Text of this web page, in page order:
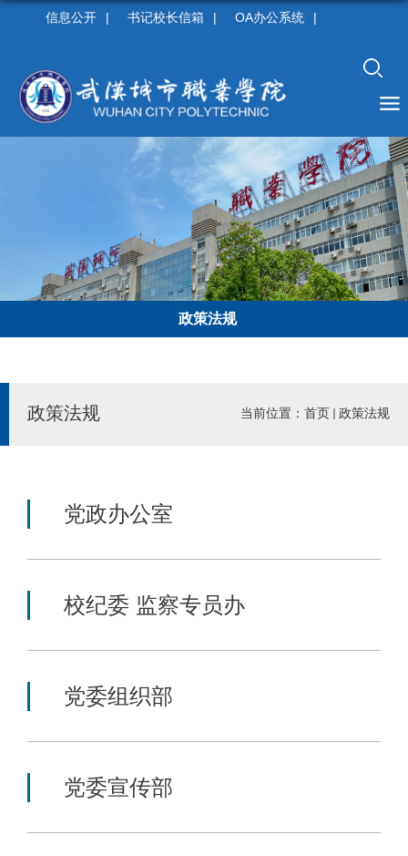
信息公开 | 书记校长信箱 | OA办公系统 |
政策法规
政策法规 当前位置： 首页 政策法规
党政办公室
校纪委 监察专员办
党委组织部
党委宣传部